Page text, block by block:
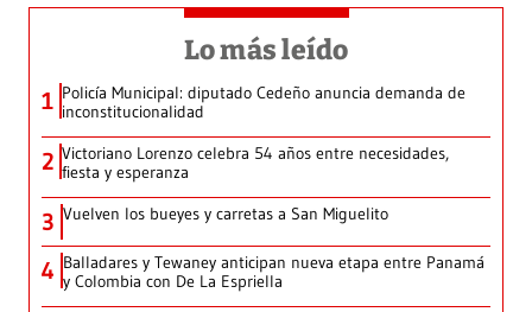
Lo más leído
1 Policía Municipal: diputado Cedeño anuncia demanda de
inconstitucionalidad
2 Victoriano Lorenzo celebra 54 años entre necesidades,
fiesta y esperanza
3 Vuelven los bueyes y carretas a San Miguelito
4 Balladares y Tewaney anticipan nueva etapa entre Panamá
y Colombia con De La Espriella